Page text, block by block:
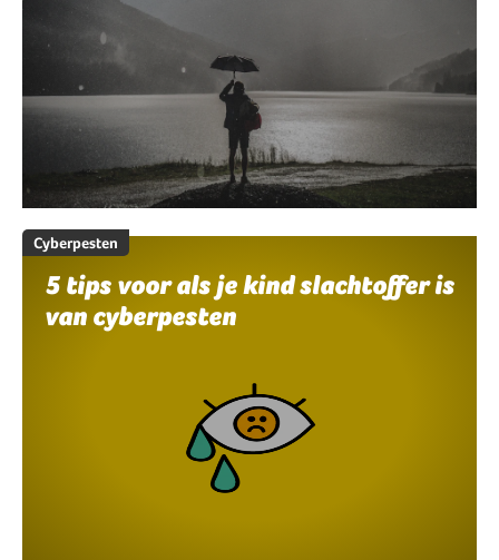
Cyberpesten
5 tips voor als je kind slachtoffer is
van cyberpesten